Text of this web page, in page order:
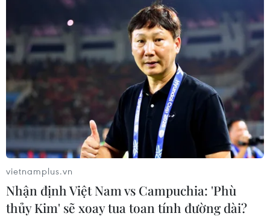
TIN LIÊN QUAN
vietnamplus.vn
Nhận định Việt Nam vs Campuchia: 'Phù
thủy Kim' sẽ xoay tua toan tính đường dài?